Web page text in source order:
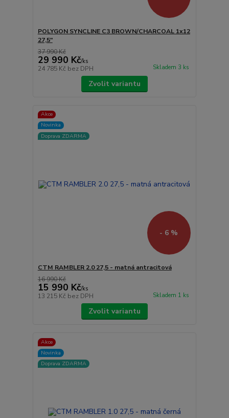
POLYGON SYNCLINE C3 BROWN/CHARCOAL 1x12
27,5"
37 990 Kč
29 990 Kč/ks
24 785 Kč bez DPH Skladem 3 ks
Zvolit variantu
Akce
Novinka
Doprava ZDARMA
- 6 %
CTM RAMBLER 2.0 27,5 - matná antracitová
16 990 Kč
15 990 Kč/ks
13 215 Kč bez DPH Skladem 1 ks
Zvolit variantu
Akce
Novinka
Doprava ZDARMA